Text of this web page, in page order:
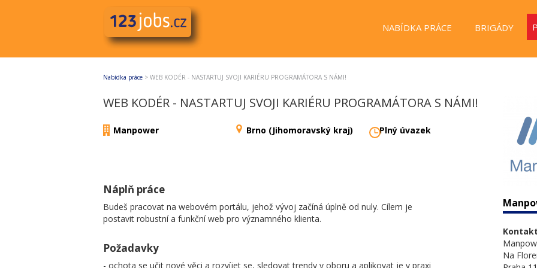
NABÍDKA PRÁCE BRIGÁDY
Nabídka práce > WEB KODÉR - NASTARTUJ SVOJI KARIÉRU PROGRAMÁTORA S NÁMI!
WEB KODÉR - NASTARTUJ SVOJI KARIÉRU PROGRAMÁTORA S NÁMI!
Manpower Brno (Jihomoravský kraj) Plný úvazek
Náplň práce
Budeš pracovat na webovém portálu, jehož vývoj začíná úplně od nuly. Cílem je
postavit robustní a funkční web pro významného klienta.
Požadavky
- ochota se učit nové věci a rozvíjet se, sledovat trendy v oboru a aplikovat je v praxi
Na